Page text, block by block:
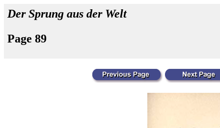
Der Sprung aus der Welt
Page 89